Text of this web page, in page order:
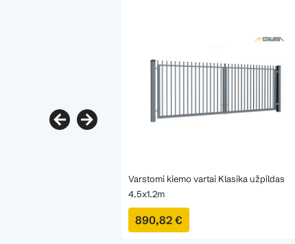
Varstomi kiemo vartai Klasika užpildas
4.5x1.2m
890,82 €